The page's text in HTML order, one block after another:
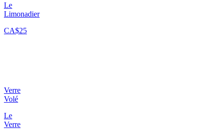
Le
Limonadier
CA$25
Verre
Volé
Le
Verre